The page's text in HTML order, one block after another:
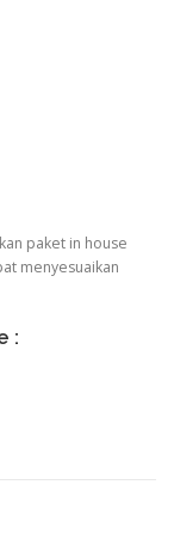
paket in house
menyesuaikan
: